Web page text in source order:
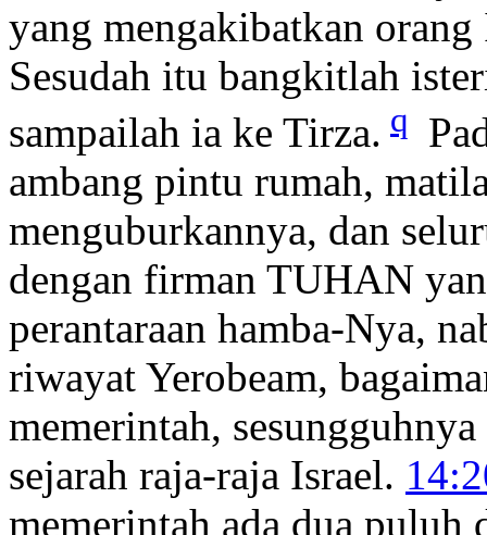
yang mengakibatkan
Sesudah itu bangkitlah
sampailah ia ke Tirza. q
ambang pintu rumah,
menguburkannya, dan
dengan firman TUHAN
perantaraan hamba-Nya,
riwayat Yerobeam,
memerintah,
sejarah raja-raja Israel.
memerintah ada dua puluh